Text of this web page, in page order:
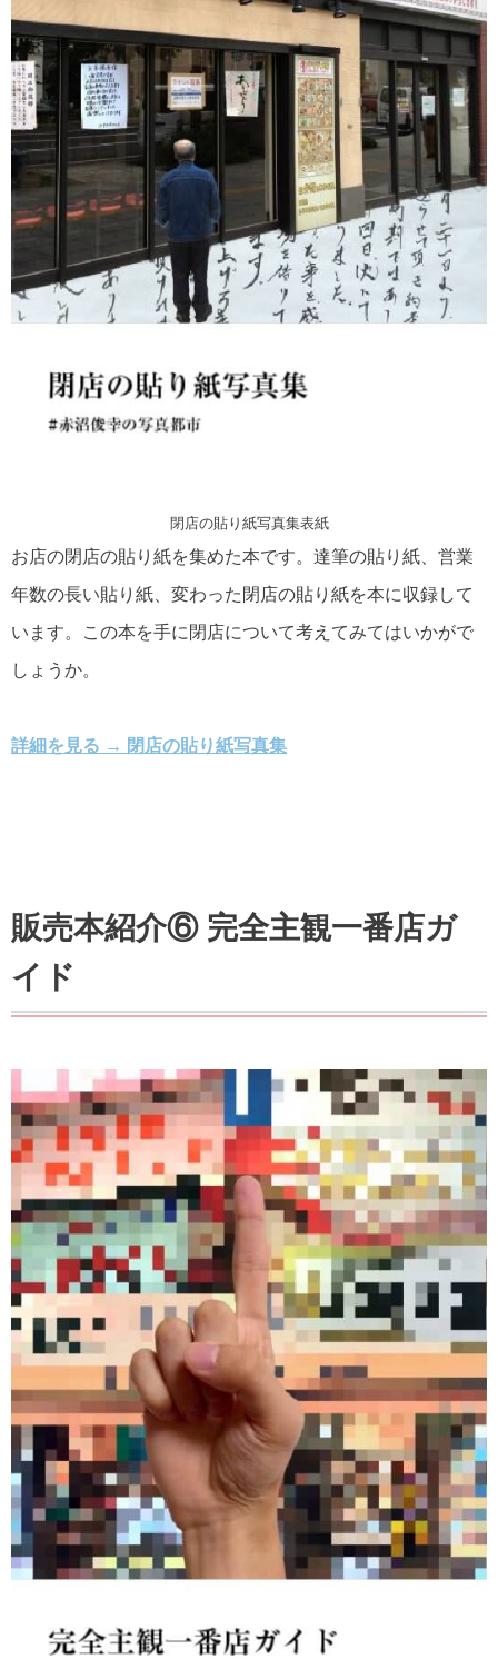
閉店の貼り紙写真集表紙
お店の閉店の貼り紙を集めた本です。達筆の貼り紙、営業
年数の長い貼り紙、変わった閉店の貼り紙を本に収録して
います。この本を手に閉店について考えてみてはいかがで
しょうか。
詳細を見る → 閉店の貼り紙写真集
販売本紹介⑥ 完全主観一番店ガ
イド